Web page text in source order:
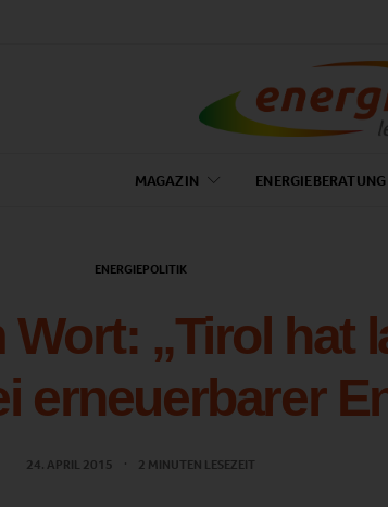
MAGAZIN ENERGIEBERATUNG
ENERGIEPOLITIK
Wort: „Tirol hat
erneuerbarer
24. APRIL 2015 2 MINUTEN LESEZEIT